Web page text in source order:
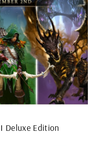
Deluxe Edition